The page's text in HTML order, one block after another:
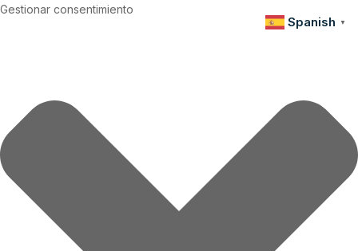
Gestionar consentimiento
Spanish ▼